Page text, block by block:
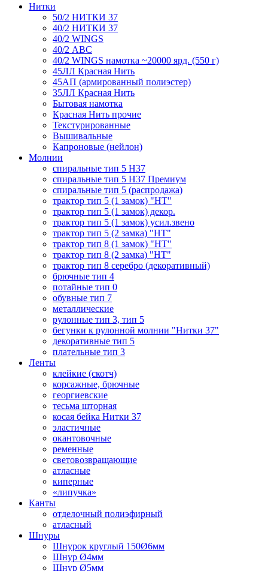
Нитки
50/2 НИТКИ 37
40/2 НИТКИ 37
40/2 WINGS
40/2 АВС
40/2 WINGS намотка ~20000 ярд. (550 г)
45ЛЛ Красная Нить
45АП (армированный полиэстер)
35ЛЛ Красная Нить
Бытовая намотка
Красная Нить прочие
Текстурированные
Вышивальные
Капроновые (нейлон)
Молнии
спиральные тип 5 Н37
спиральные тип 5 Н37 Премиум
спиральные тип 5 (распродажа)
трактор тип 5 (1 замок) "НТ"
трактор тип 5 (1 замок) декор.
трактор тип 5 (1 замок) усил.звено
трактор тип 5 (2 замка) "НТ"
трактор тип 8 (1 замок) "НТ"
трактор тип 8 (2 замка) "НТ"
трактор тип 8 серебро (декоративный)
брючные тип 4
потайные тип 0
обувные тип 7
металлические
рулонные тип 3, тип 5
бегунки к рулонной молнии "Нитки 37"
декоративные тип 5
плательные тип 3
Ленты
клейкие (скотч)
корсажные, брючные
георгиевские
тесьма шторная
косая бейка Нитки 37
эластичные
окантовочные
ременные
световозвращающие
атласные
киперные
«липучка»
Канты
отделочный полиэфирный
атласный
Шнуры
Шнурок круглый 150Ø6мм
Шнур Ø4мм
Шнур Ø5мм